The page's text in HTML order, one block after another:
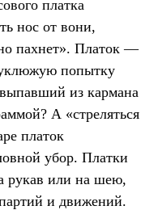
платка
нос от вони,
пахнет». Платок —
попытку
из кармана
А «стреляться
платок
убор. Платки
рукав или на шею,
и движений.